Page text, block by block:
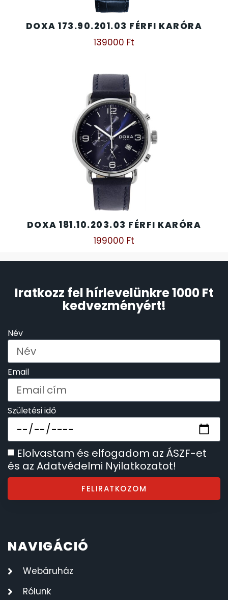
DOXA 173.90.201.03 FÉRFI KARÓRA
139000 Ft
DOXA 181.10.203.03 FÉRFI KARÓRA
199000 Ft
Iratkozz fel hírlevelünkre 1000 Ft
kedvezményért!
Név
Email
Születési idő
Elolvastam és elfogadom az ÁSZF-et
és az Adatvédelmi Nyilatkozatot!
FELIRATKOZOM
NAVIGÁCIÓ
Webáruház
Rólunk